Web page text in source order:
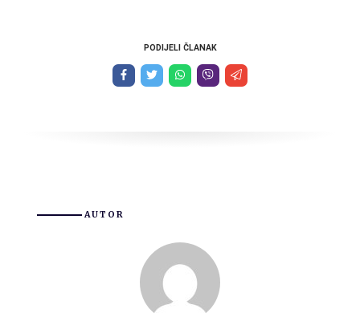
PODIJELI ČLANAK
AUTOR